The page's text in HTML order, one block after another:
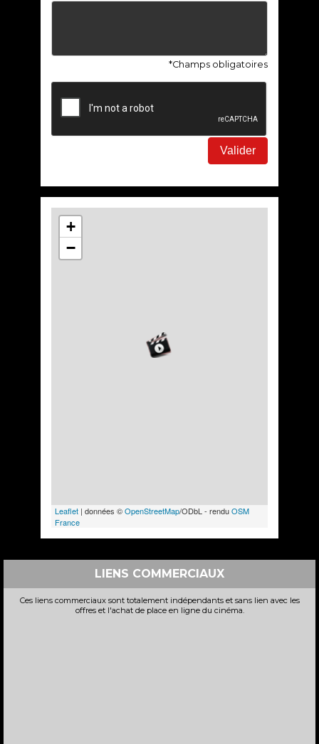
*Champs obligatoires
Valider
+
−
Leaflet | données ©OpenStreetMap/ODbL - renduOSM
France
LIENS COMMERCIAUX
Ces liens commerciaux sont totalement indépendants et sans lien avec les
offres et l'achat de place en ligne du cinéma.